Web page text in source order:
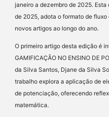
janeiro a dezembro de 2025.
de 2025, adota o formato de
novos artigos ao longo do ano.
O primeiro artigo desta edição é
GAMIFICAÇÃO NO ENSINO DE
da Silva Santos, Djane da Silva
trabalho explora a aplicação de
de potenciação, oferecendo
matemática.